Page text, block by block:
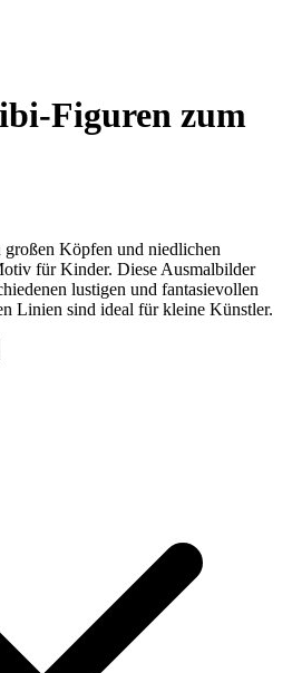
Figuren zum
Köpfen und niedlichen
für Kinder. Diese Ausmalbilder
lustigen und fantasievollen
Linien sind ideal für kleine Künstler.